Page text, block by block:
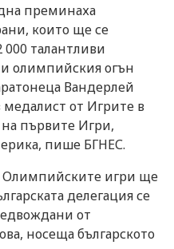
преминаха
които ще се
талантливи
олимпийския огън
Вандерлей
от Игрите в
първите Игри,
пише БГНЕС.
Олимпийските игри ще
делегация се
от
носеща българското